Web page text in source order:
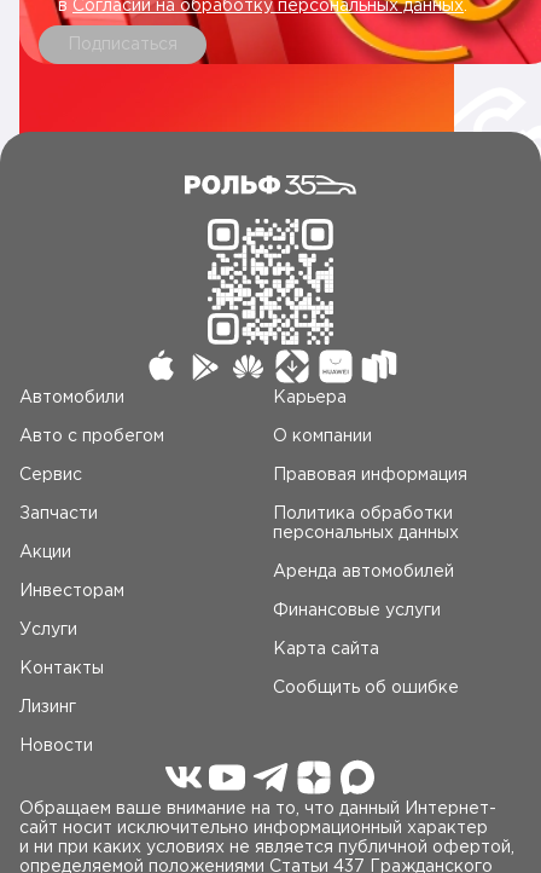
в Согласии на обработку персональных данных
Подписаться
Автомобили
Авто c пробегом
Сервис
Запчасти
Акции
Инвесторам
Услуги
Контакты
Лизинг
Новости
Карьера
О компании
Правовая информация
Политика обработки
персональных данных
Аренда автомобилей
Финансовые услуги
Карта сайта
Сообщить об ошибке
Обращаем ваше внимание на то, что данный Интернет-
сайт носит исключительно информационный характер
и ни при каких условиях не является публичной офертой,
определяемой положениями Статьи 437 Гражданского